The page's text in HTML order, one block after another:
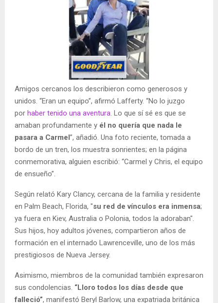
Amigos cercanos los describieron como generosos y
unidos. “Eran un equipo”, afirmó Lafferty. “No lo juzgo
por haber tenido una aventura. Lo que sí sé es que se
amaban profundamente y él no quería que nada le
pasara a Carmel”, añadió. Una foto reciente, tomada a
bordo de un tren, los muestra sonrientes; en la página
conmemorativa, alguien escribió: “Carmel y Chris, el equipo
de ensueño”.
Según relató Kary Clancy, cercana de la familia y residente
en Palm Beach, Florida, "su red de vínculos era inmensa;
ya fuera en Kiev, Australia o Polonia, todos la adoraban".
Sus hijos, hoy adultos jóvenes, compartieron años de
formación en el internado Lawrenceville, uno de los más
prestigiosos de Nueva Jersey.
Asimismo, miembros de la comunidad también expresaron
sus condolencias. “Lloro todos los días desde que
falleció”, manifestó Beryl Barlow, una expatriada británica